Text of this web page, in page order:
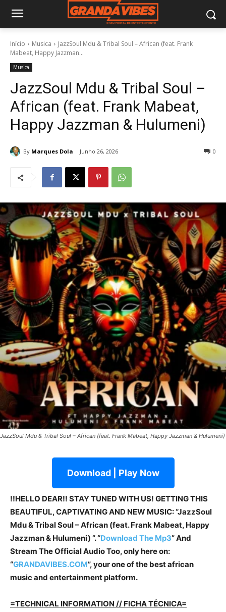
Início Musica
JazzSoul Mdu & Tribal Soul – African (feat. Frank
Mabeat, Happy Jazzman...
Musica
JazzSoul Mdu & Tribal Soul –
African (feat. Frank Mabeat,
Happy Jazzman & Hulumeni)
By Marques Dola Junho 26, 2026 0
JazzSoul Mdu & Tribal Soul – African (feat. Frank Mabeat, Happy Jazzman & Hulumeni)
Download | Play Now
!!HELLO DEAR!! STAY TUNED WITH US! GETTING THIS
BEAUTIFUL, CAPTIVATING AND NEW MUSIC: “JazzSoul
Mdu & Tribal Soul – African (feat. Frank Mabeat, Happy
Jazzman & Hulumeni) ”. “Download The Mp3” And
Stream The Official Audio Too, only here on:
“GRANDAVIBES.COM”, your one of the best african
music and entertainment platform.
=TECHNICAL INFORMATION // FICHA TÉCNICA=